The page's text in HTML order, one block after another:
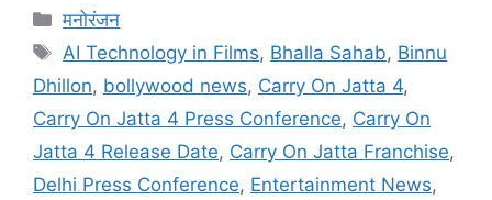
मनोरंजन
AI Technology in Films, Bhalla Sahab, Binnu
Dhillon, bollywood news, Carry On Jatta 4,
Carry On Jatta 4 Press Conference, Carry On
Jatta 4 Release Date, Carry On Jatta Franchise,
Delhi Press Conference, Entertainment News,